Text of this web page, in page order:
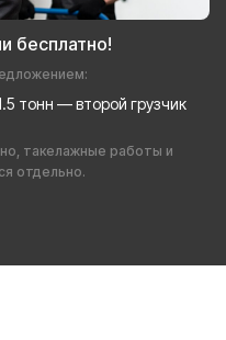
бесплатно!
тонн — второй грузчик
такелажные работы и
отдельно.